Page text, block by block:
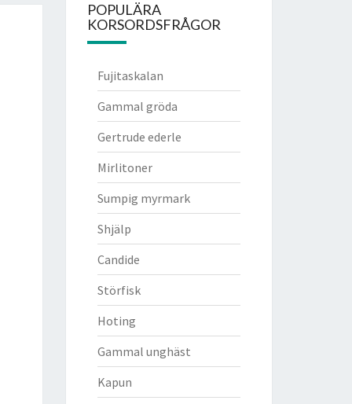
POPULÄRA
KORSORDSFRÅGOR
Fujitaskalan
Gammal gröda
Gertrude ederle
Mirlitoner
Sumpig myrmark
Shjälp
Candide
Störfisk
Hoting
Gammal unghäst
Kapun